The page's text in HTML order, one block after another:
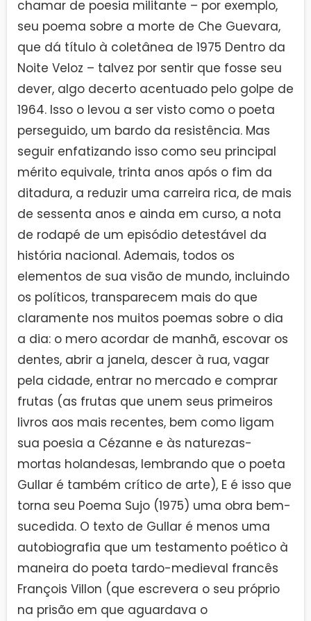
chamar de poesia militante – por exemplo,
seu poema sobre a morte de Che Guevara,
que dá título à coletânea de 1975 Dentro da
Noite Veloz – talvez por sentir que fosse seu
dever, algo decerto acentuado pelo golpe de
1964. Isso o levou a ser visto como o poeta
perseguido, um bardo da resistência. Mas
seguir enfatizando isso como seu principal
mérito equivale, trinta anos após o fim da
ditadura, a reduzir uma carreira rica, de mais
de sessenta anos e ainda em curso, a nota
de rodapé de um episódio detestável da
história nacional. Ademais, todos os
elementos de sua visão de mundo, incluindo
os políticos, transparecem mais do que
claramente nos muitos poemas sobre o dia
a dia: o mero acordar de manhã, escovar os
dentes, abrir a janela, descer à rua, vagar
pela cidade, entrar no mercado e comprar
frutas (as frutas que unem seus primeiros
livros aos mais recentes, bem como ligam
sua poesia a Cézanne e às naturezas-
mortas holandesas, lembrando que o poeta
Gullar é também crítico de arte), E é isso que
torna seu Poema Sujo (1975) uma obra bem-
sucedida. O texto de Gullar é menos uma
autobiografia que um testamento poético à
maneira do poeta tardo-medieval francês
François Villon (que escrevera o seu próprio
na prisão em que aguardava o